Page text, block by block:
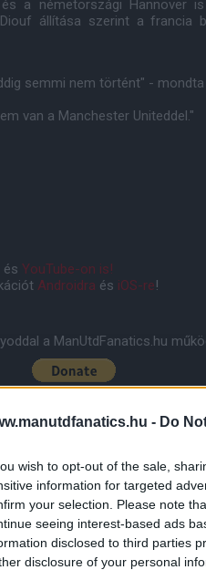
- Do
wish to opt-out of the sale,
information for targeted
your selection. Please note
seeing interest-based ads
disclosed to third parties
disclosure of your personal
a németországi Hannover
állítása szerint a francia
semmi nem történt" -
van a Manchester Uniteddel."
és YouTube-on is!
Androidra és iOS-re!
a ManUtdFanatics.hu